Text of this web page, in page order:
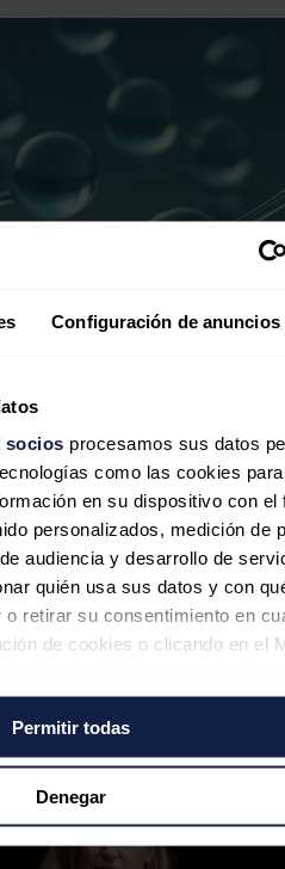
Configuración de anuncios
socios procesamos sus datos
como las cookies para
en su dispositivo con el
personalizados, medición de
audiencia y desarrollo de
quién usa sus datos y con
retirar su consentimiento en
de cookies o clicando en el
sobre su ubicación geográfica
de varios metros
analizándolo activamente
(huellas digitales)
Permitir todas
Denegar
con 274 millones
de hidrógeno verde
las reglas para
de Ahorro